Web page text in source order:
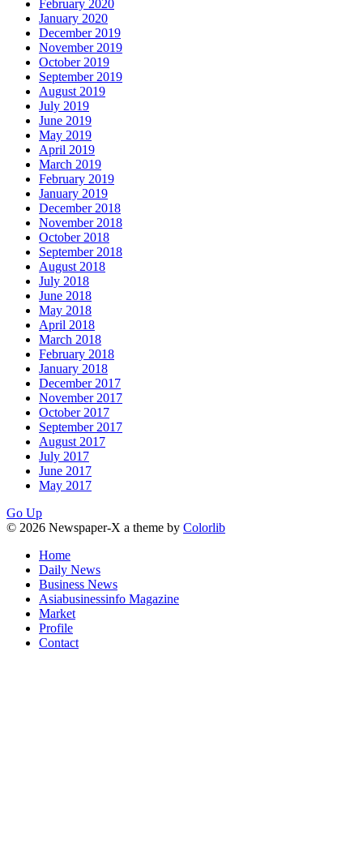
February 2020
January 2020
December 2019
November 2019
October 2019
September 2019
August 2019
July 2019
June 2019
May 2019
April 2019
March 2019
February 2019
January 2019
December 2018
November 2018
October 2018
September 2018
August 2018
July 2018
June 2018
May 2018
April 2018
March 2018
February 2018
January 2018
December 2017
November 2017
October 2017
September 2017
August 2017
July 2017
June 2017
May 2017
Go Up
© 2026 Newspaper-X a theme by Colorlib
Home
Daily News
Business News
Asiabusinessinfo Magazine
Market
Profile
Contact